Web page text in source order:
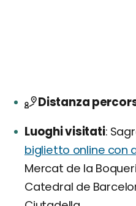
Distanza
Luoghi visitati
biglietto online con
Mercat de la
Catedral de